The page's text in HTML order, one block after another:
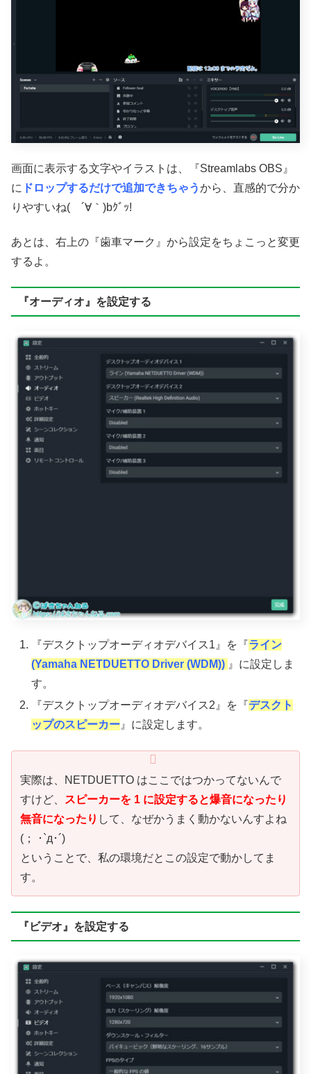
画面に表示する文字やイラストは、『Streamlabs OBS』
に ドロップするだけで追加できちゃうから、直感的で分か
りやすいね( ´∀｀)bｸﾞｯ!
あとは、右上の『歯車マーク』から設定をちょこっと変更
するよ。
『オーディオ』を設定する
『デスクトップオーディオデバイス1』を『ライン
(Yamaha NETDUETTO Driver (WDM)) 』に設定しま
す。
『デスクトップオーディオデバイス2』を『デスクト
ップのスピーカー 』に設定します。
実際は、NETDUETTO はここではつかってないんで
すけど、
スピーカーを 1 に設定すると爆音になったり
無音になったり して、なぜかうまく動かないんすよね
(； ･`д･´)
ということで、私の環境だとこの設定で動かしてま
す。
『ビデオ』を設定する